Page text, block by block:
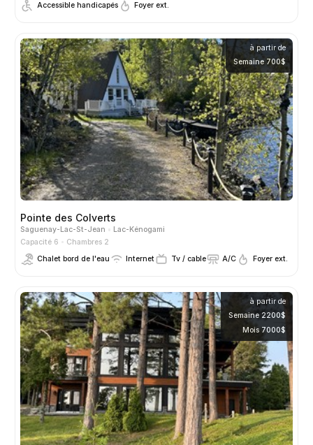
Accessible handicapés
Foyer ext.
à partir de
Semaine 700$
Pointe des Colverts
Saguenay-Lac-St-Jean
Lac-Kénogami
Capacité 6
Chambres 2
Chalet bord de l'eau
Internet Tv / cable A/C Foyer ext.
à partir de
Semaine 2200$
Mois 7000$